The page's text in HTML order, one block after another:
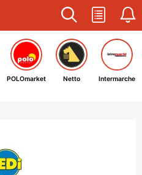
POLOmarket Netto Intermarche